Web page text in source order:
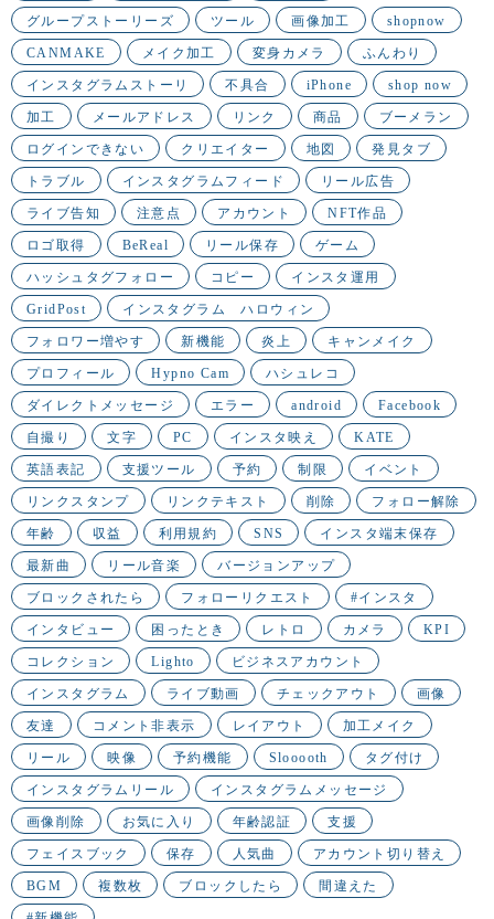
グループストーリーズ ツール 画像加工 shopnow
CANMAKE メイク加工 変身カメラ ふんわり
インスタグラムストーリ 不具合 iPhone shop now
加工 メールアドレス リンク 商品 ブーメラン
ログインできない クリエイター 地図 発見タブ
トラブル インスタグラムフィード リール広告
ライブ告知 注意点 アカウント NFT作品
ロゴ取得 BeReal リール保存 ゲーム
ハッシュタグフォロー コピー インスタ運用
GridPost インスタグラム ハロウィン
フォロワー増やす 新機能 炎上 キャンメイク
プロフィール Hypno Cam ハシュレコ
ダイレクトメッセージ エラー android Facebook
自撮り 文字 PC インスタ映え KATE
英語表記 支援ツール 予約 制限 イベント
リンクスタンプ リンクテキスト 削除 フォロー解除
年齢 収益 利用規約 SNS インスタ端末保存
最新曲 リール音楽 バージョンアップ
ブロックされたら フォローリクエスト #インスタ
インタビュー 困ったとき レトロ カメラ KPI
コレクション Lighto ビジネスアカウント
インスタグラム ライブ動画 チェックアウト 画像
友達 コメント非表示 レイアウト 加工メイク
リール 映像 予約機能 Slooooth タグ付け
インスタグラムリール インスタグラムメッセージ
画像削除 お気に入り 年齢認証 支援
フェイスブック 保存 人気曲 アカウント切り替え
BGM 複数枚 ブロックしたら 間違えた